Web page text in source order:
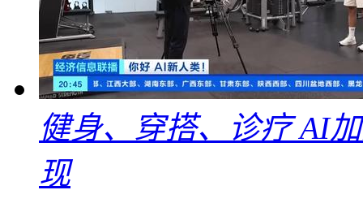
健身、穿搭、诊疗 AI
现